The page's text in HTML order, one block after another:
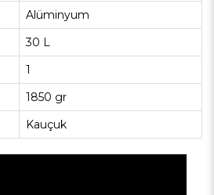
Alüminyum
30 L
1
1850 gr
Kauçuk